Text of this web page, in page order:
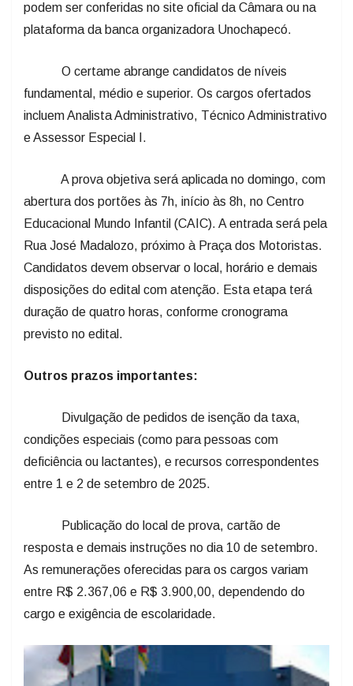
podem ser conferidas no site oficial da Câmara ou na
plataforma da banca organizadora Unochapecó.
O certame abrange candidatos de níveis
fundamental, médio e superior. Os cargos ofertados
incluem Analista Administrativo, Técnico Administrativo
e Assessor Especial I.
A prova objetiva será aplicada no domingo, com
abertura dos portões às 7h, início às 8h, no Centro
Educacional Mundo Infantil (CAIC). A entrada será pela
Rua José Madalozo, próximo à Praça dos Motoristas.
Candidatos devem observar o local, horário e demais
disposições do edital com atenção. Esta etapa terá
duração de quatro horas, conforme cronograma
previsto no edital.
Outros prazos importantes:
Divulgação de pedidos de isenção da taxa,
condições especiais (como para pessoas com
deficiência ou lactantes), e recursos correspondentes
entre 1 e 2 de setembro de 2025.
Publicação do local de prova, cartão de
resposta e demais instruções no dia 10 de setembro.
As remunerações oferecidas para os cargos variam
entre R$ 2.367,06 e R$ 3.900,00, dependendo do
cargo e exigência de escolaridade.